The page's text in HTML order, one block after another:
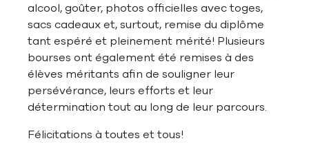
alcool, goûter, photos officielles avec toges,
sacs cadeaux et, surtout, remise du diplôme
tant espéré et pleinement mérité! Plusieurs
bourses ont également été remises à des
élèves méritants afin de souligner leur
persévérance, leurs efforts et leur
détermination tout au long de leur parcours.
Félicitations à toutes et tous!